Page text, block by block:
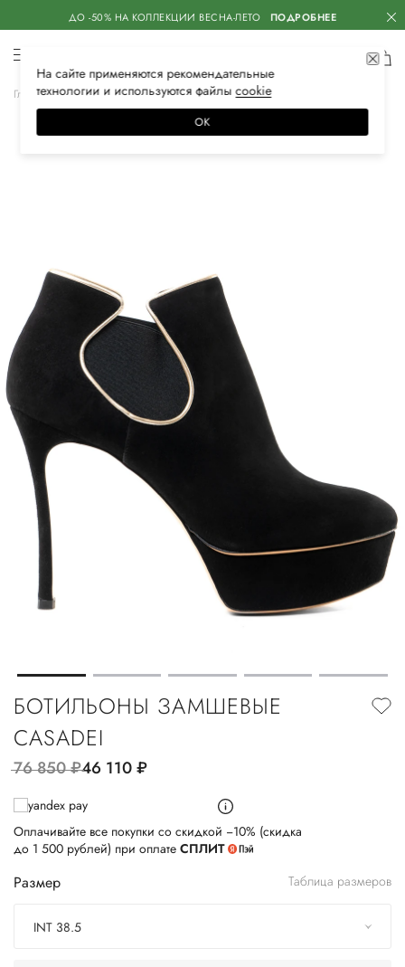
ДО -50% НА КОЛЛЕКЦИИ ВЕСНА-ЛЕТО ПОДРОБНЕЕ
Главная Женская Обувь Ботильоны
БОТИЛЬОНЫ ЗАМШЕВЫЕ
CASADEI
76 850руб.46 110руб.
Оплачивайте все покупки со скидкой −10% (скидка
до 1 500 рублей) при оплате СПЛИТ
Размер Таблица размеров
INT 38.5
На сайте применяются рекомендательные
технологии и используются файлысооkiе
ОК